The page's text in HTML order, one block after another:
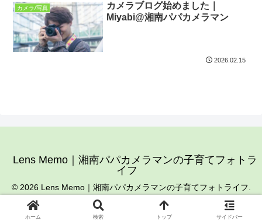
カメラ/写真
カメラブログ始めました｜
Miyabi@湘南パパカメラマン
2026.02.15
Lens Memo｜湘南パパカメラマンの子育てフォトラ
イフ
© 2026 Lens Memo｜湘南パパカメラマンの子育てフォトライフ.
ホーム 検索 トップ サイドバー